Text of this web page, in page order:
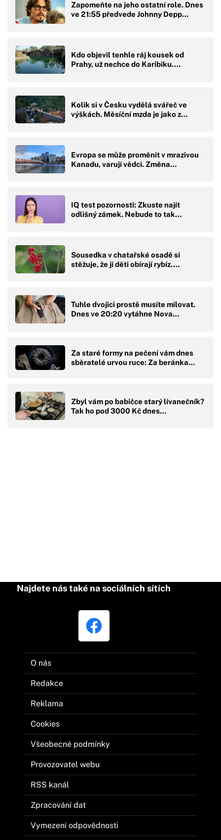
Zapomeňte na jeho ostatní role. Dnes
ve 21:55 předvede Johnny Depp…
Kdo objevil tenhle ráj kousek od
Prahy, už nechce do Karibiku.…
Kolik si v Česku vydělá svářeč ve
výškách. Měsíční mzda je jako z…
Evropa se může proměnit v mrazivou
Kanadu, varují vědci. Změna…
IQ test pozornosti: Zkuste najít
odlišný zámek. Nebude to tak…
Sousedka v chatařské osadě si
stěžuje, že jí děti obírají rybíz.…
Tuhle dvojici prostě musíte milovat.
Dnes ve 20:20 vytáhne Nova…
Za staré formy na pečení vám dnes
sběratelé urvou ruce: Za beránka…
Zbyl vám po babičce starý lívanečník?
Tak ho pod 3000 Kč dnes…
Najdete nás také na sociálních sítích
O nás
Redakce
Reklama
Cookies
Všeobecné podmínky
Provozovatel webu
RSS kanál
Zpracování dat
Vymezení odpovědnosti